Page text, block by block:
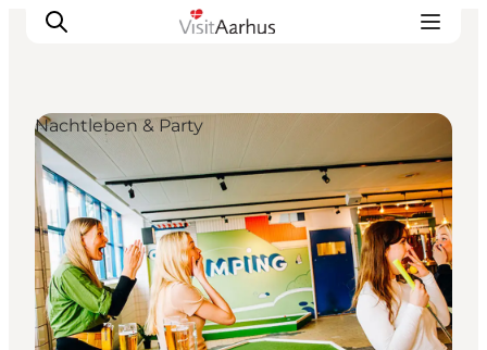
Sehen und erleben
Veranstaltungen
Städte und Regionen
Reiseplanung
Transport
Nachtleben & Party